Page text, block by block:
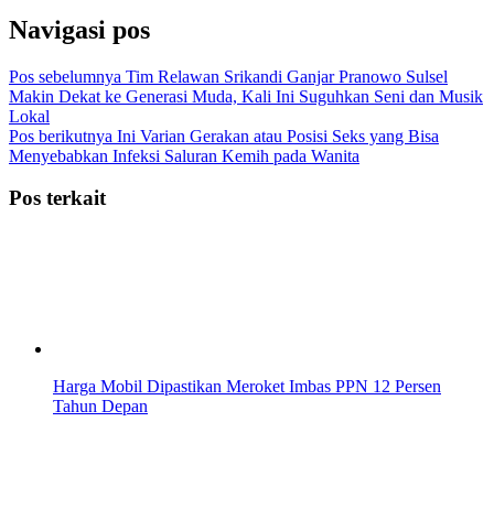
Navigasi pos
Pos sebelumnya Tim Relawan Srikandi Ganjar Pranowo Sulsel
Makin Dekat ke Generasi Muda, Kali Ini Suguhkan Seni dan Musik
Lokal
Pos berikutnya Ini Varian Gerakan atau Posisi Seks yang Bisa
Menyebabkan Infeksi Saluran Kemih pada Wanita
Pos terkait
Harga Mobil Dipastikan Meroket Imbas PPN 12 Persen
Tahun Depan